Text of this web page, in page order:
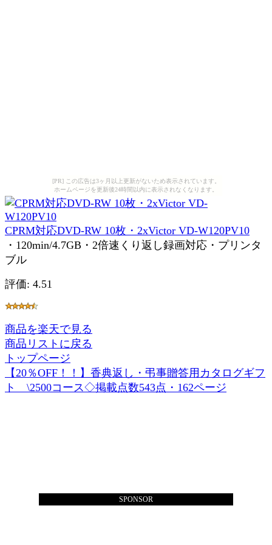
[PR] この広告は3ヶ月以上更新がないため表示されています。
ホームページを更新後24時間以内に表示されなくなります。
CPRM対応DVD-RW 10枚・2xVictor VD-W120PV10
・120min/4.7GB・2倍速くり返し録画対応・プリンタ
ブル
評価: 4.51
商品を楽天で見る
商品リストに戻る
トップページ
【20％OFF！！】香典返し・弔事贈答用カタログギフ
ト \2500コース◇掲載点数543点・162ページ
SPONSOR